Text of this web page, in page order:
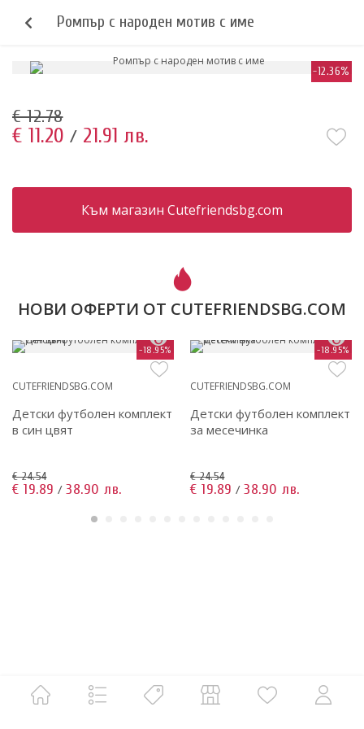
-12.36%
Ромпър с народен мотив с име
€ 12.78
€ 11.20 / 21.91 лв.
Към магазин Cutefriendsbg.com
НОВИ ОФЕРТИ ОТ CUTEFRIENDSBG.COM
-18.95%
CUTEFRIENDSBG.COM
Детски футболен комплект
в син цвят
€ 24.54
€ 19.89 / 38.90 лв.
-18.95%
CUTEFRIENDSBG.COM
Детски футболен комплект
за месечинка
€ 24.54
€ 19.89 / 38.90 лв.